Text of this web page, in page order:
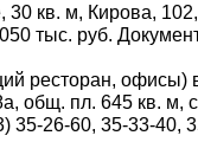
кв. м, Кирова,
тыс. руб.
ресторан, офисы)
общ. пл. 645 кв. м, с
35-26-60, 35-33-40,